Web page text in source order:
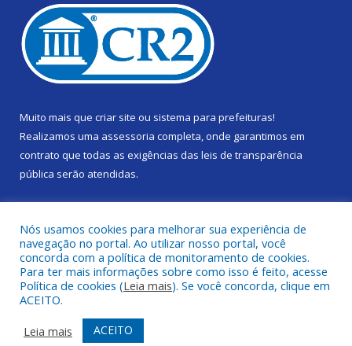
Muito mais que criar site ou sistema para prefeituras!
Realizamos uma assessoria completa, onde garantimos em
contrato que todas as exigências das leis de transparência
pública serão atendidas.
Todos os direitos reservados a Câmara Municipal de Gurupá.
Mapa do Site
Acessar Área Administrativa
Nós usamos cookies para melhorar sua experiência de
navegação no portal. Ao utilizar nosso portal, você
concorda com a política de monitoramento de cookies.
Para ter mais informações sobre como isso é feito, acesse
Política de cookies (Leia mais). Se você concorda, clique em
ACEITO.
Leia mais
ACEITO